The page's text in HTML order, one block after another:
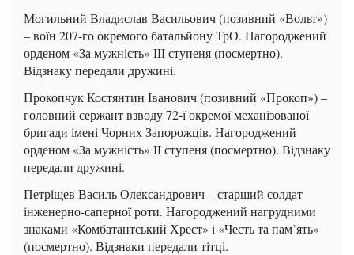
Могильний Владислав Васильович (позивний «Вольт»)
– воїн 207-го окремого батальйону ТрО. Нагороджений
орденом «За мужність» III ступеня (посмертно).
Відзнаку передали дружині.
Прокопчук Костянтин Іванович (позивний «Прокоп») –
головний сержант взводу 72-ї окремої механізованої
бригади імені Чорних Запорожців. Нагороджений
орденом «За мужність» II ступеня (посмертно). Відзнаку
передали дружині.
Петріщев Василь Олександрович – старший солдат
інженерно-саперної роти. Нагороджений нагрудними
знаками «Комбатантський Хрест» і «Честь та пам’ять»
(посмертно). Відзнаки передали тітці.